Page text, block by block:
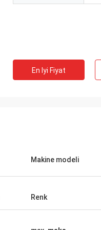
En Iyi Fiyat
Makine modeli
Renk